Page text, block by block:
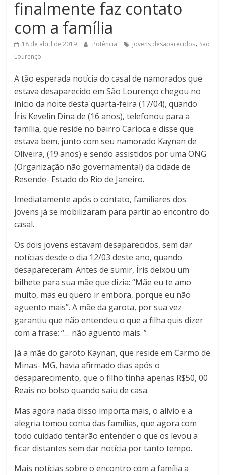
de
Minas
finalmente faz contato
com a família
18 de abril de 2019 Potência Jovens desaparecidos, São
Lourenço
A tão esperada notícia do casal de namorados que
estava desaparecido em São Lourenço chegou no
início da noite desta quarta-feira (17/04), quando
Íris Kevelin Dina de (16 anos), telefonou para a
família, que reside no bairro Carioca e disse que
estava bem, junto com seu namorado Kaynan de
Oliveira, (19 anos) e sendo assistidos por uma ONG
(Organização não governamental) da cidade de
Resende- Estado do Rio de Janeiro.
Imediatamente após o contato, familiares dos
jovens já se mobilizaram para partir ao encontro do
casal.
Os dois jovens estavam desaparecidos, sem dar
notícias desde o dia 12/03 deste ano, quando
desapareceram. Antes de sumir, Íris deixou um
bilhete para sua mãe que dizia: “Mãe eu te amo
muito, mas eu quero ir embora, porque eu não
aguento mais”. A mãe da garota, por sua vez
garantiu que não entendeu o que a filha quis dizer
com a frase: “… não aguento mais. ”
Já a mãe do garoto Kaynan, que reside em Carmo de
Minas- MG, havia afirmado dias após o
desaparecimento, que o filho tinha apenas R$50, 00
Reais no bolso quando saiu de casa.
Mas agora nada disso importa mais, o alívio e a
alegria tomou conta das famílias, que agora com
todo cuidado tentarão entender o que os levou a
ficar distantes sem dar notícia por tanto tempo.
Mais notícias sobre o encontro com a família a